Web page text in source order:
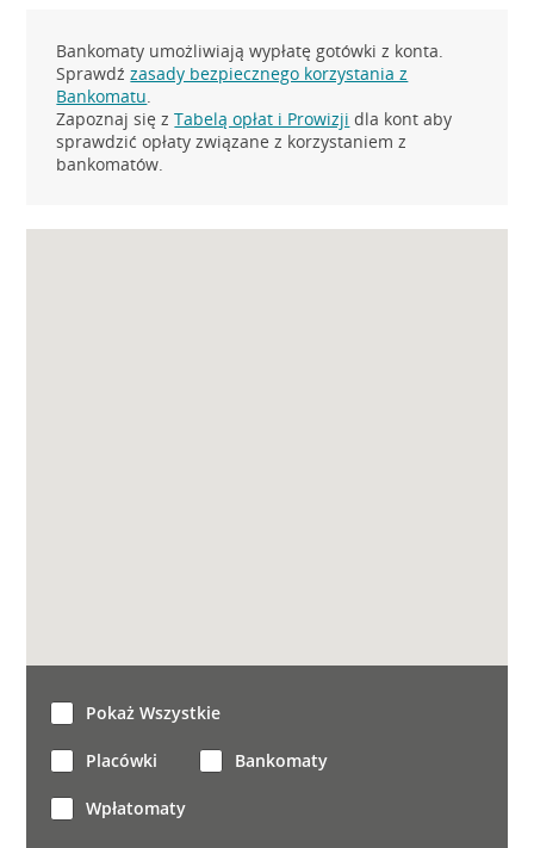
Bankomaty umożliwiają wypłatę gotówki z konta.
Sprawdźzasady bezpiecznego korzystania z
Bankomatu.
Zapoznaj się zTabelą opłat i Prowizji dla kont aby
sprawdzić opłaty związane z korzystaniem z
bankomatów.
Pokaż Wszystkie
Placówki Bankomaty
Wpłatomaty